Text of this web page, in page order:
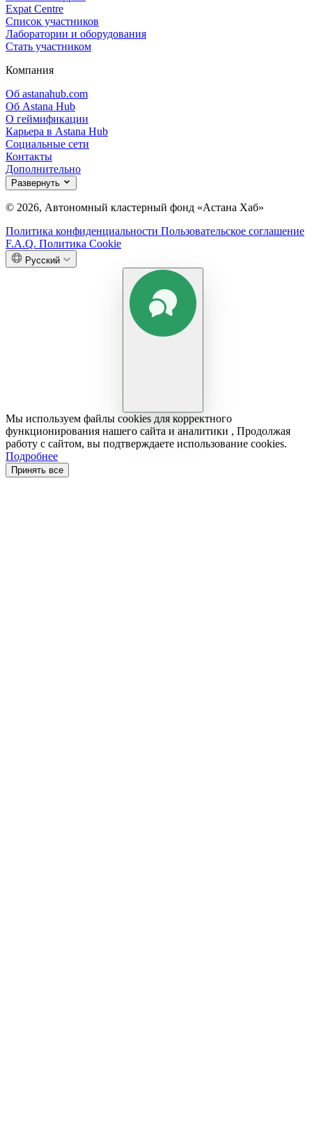
Expat Centre
Список участников
Лаборатории и оборудования
Стать участником
Компания
Об astanahub.com
Об Astana Hub
О геймификации
Карьера в Astana Hub
Социальные сети
Контакты
Дополнительно
Развернуть
© 2026, Автономный кластерный фонд «Астана Хаб»
Политика конфиденциальности Пользовательское соглашение
F.A.Q. Политика Cookie
Русский
Мы используем файлы cookies для корректного
функционирования нашего сайта и аналитики , Продолжая
работу с сайтом, вы подтверждаете использование cookies.
Подробнее
Принять все